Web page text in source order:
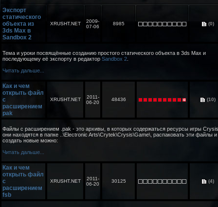
Экспорт
статического
объекта из
3ds Max в
Sandbox 2
XRUSHT.NET
2009-
07-06
8985 (0)
Тема и уроки посвящённые созданию простого статического объекта в 3ds Max и
последующему её экспорту в редактор Sandbox 2
Читать дальше...
Как и чем
открыть файл
с
расширением
pak
XRUSHT.NET
2011-
06-20
48436 (10)
Файлы с расширением .pak - это архивы, в которых содержаться ресурсы игры
они находятся в папке ..\Electronic Arts\Crytek\Crysis\Game\, распаковать эти файлы и
создать новые можно:
Читать дальше...
Как и чем
открыть файл
с
расширением
fsb
XRUSHT.NET
2011-
06-20
30125 (4)